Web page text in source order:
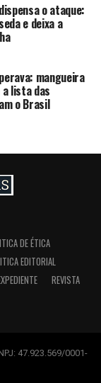
o ataque:
e deixa a
mangueira
lista das
o Brasil
DE ÉTICA
EDITORIAL
REVISTA
47.923.569/0001-